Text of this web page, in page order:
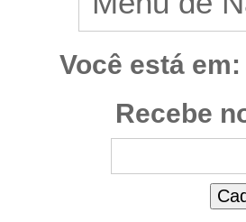
Você está em:
Recebe